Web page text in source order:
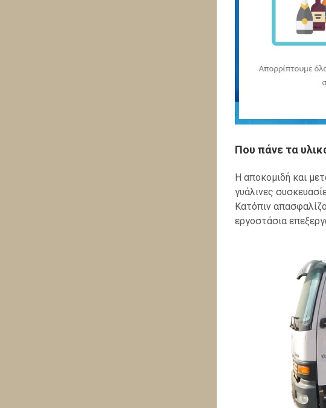
Που πάνε τα
Η αποκομιδή και
γυάλινες
Κατόπιν
εργοστάσια